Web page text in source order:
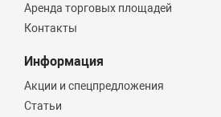
Аренда торговых площадей
Контакты
Информация
Акции и спецпредложения
Статьи